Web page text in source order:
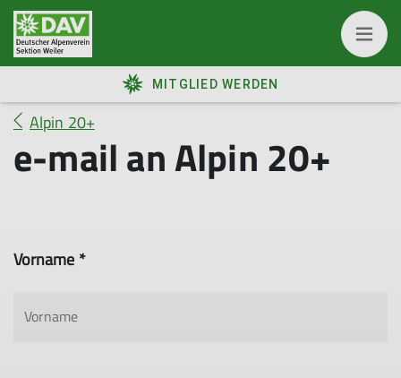
MITGLIED WERDEN
Alpin 20+
e-mail an Alpin 20+
Vorname *